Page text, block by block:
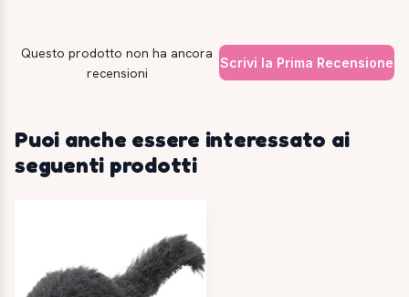
Questo prodotto non ha ancora
recensioni
Scrivi la Prima Recensione
Puoi anche essere interessato ai
seguenti prodotti